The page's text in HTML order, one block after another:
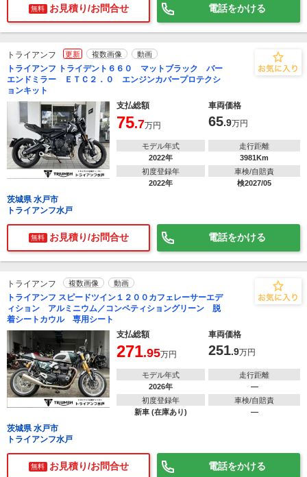
無料 お見積り/お問合せ 電話をかける
トライアンフ 更新 複数画像 動画
トライアンフ トライデント６６０ マットブラック バー
エンドミラー ＥＴＣ２．０ エンジンカバープロテクシ
ョンキット
支払総額
車両価格
75.7万円 65.9万円
モデル年式
2022年
走行距離
3981Km
初度登録年
2022年
車検/自賠責
検2027/05
茨城県 水戸市
トライアンフ水戸
無料 お見積り/お問合せ 電話をかける
トライアンフ 複数画像 動画
トライアンフ スピードツイン１２００カフェレーサーエデ
ィション アルミニウム／コンペティショングリーン 脱
着シートカウル 専用シート
支払総額
車両価格
271.95万円 251.9万円
モデル年式
2026年
走行距離
―
初度登録年
新車 (在庫あり)
車検/自賠責
―
茨城県 水戸市
トライアンフ水戸
無料 お見積り/お問合せ 電話をかける